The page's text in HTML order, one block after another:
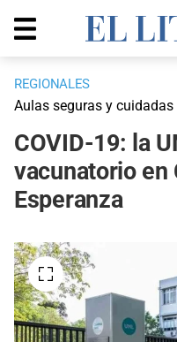
REGIONALES
Aulas seguras y cuidadas
COVID-19: la
vacunatorio en
Esperanza